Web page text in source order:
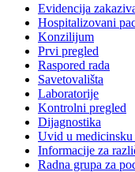
Evidencija
Hospitalizovani
Konzilijum
Prvi pregled
Raspored rada
Savetovališta
Laboratorije
Kontrolni pregled
Dijagnostika
Uvid u medicinsku
Informacije za
Radna grupa za